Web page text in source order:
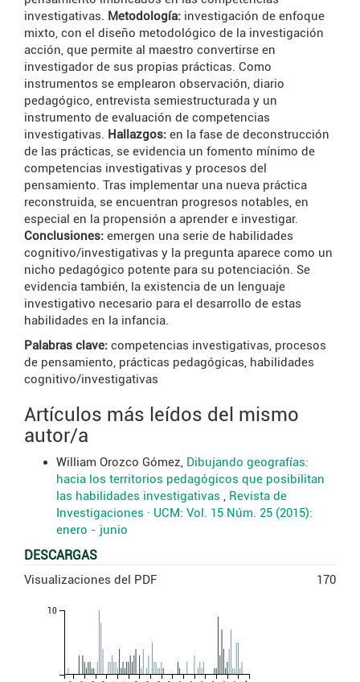
investigativas. Metodología: investigación de enfoque
mixto, con el diseño metodológico de la investigación
acción, que permite al maestro convertirse en
investigador de sus propias prácticas. Como
instrumentos se emplearon observación, diario
pedagógico, entrevista semiestructurada y un
instrumento de evaluación de competencias
investigativas. Hallazgos: en la fase de deconstrucción
de las prácticas, se evidencia un fomento mínimo de
competencias investigativas y procesos del
pensamiento. Tras implementar una nueva práctica
reconstruida, se encuentran progresos notables, en
especial en la propensión a aprender e investigar.
Conclusiones: emergen una serie de habilidades
cognitivo/investigativas y la pregunta aparece como un
nicho pedagógico potente para su potenciación. Se
evidencia también, la existencia de un lenguaje
investigativo necesario para el desarrollo de estas
habilidades en la infancia.
Palabras clave: competencias investigativas, procesos
de pensamiento, prácticas pedagógicas, habilidades
cognitivo/investigativas
Artículos más leídos del mismo
autor/a
William Orozco Gómez, Dibujando geografías:
hacia los territorios pedagógicos que posibilitan
las habilidades investigativas , Revista de
Investigaciones · UCM: Vol. 15 Núm. 25 (2015):
enero - junio
DESCARGAS
Visualizaciones del PDF 170
10